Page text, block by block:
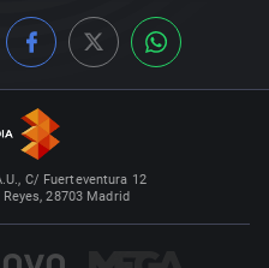
C/ Fuerteventura 12
28703 Madrid